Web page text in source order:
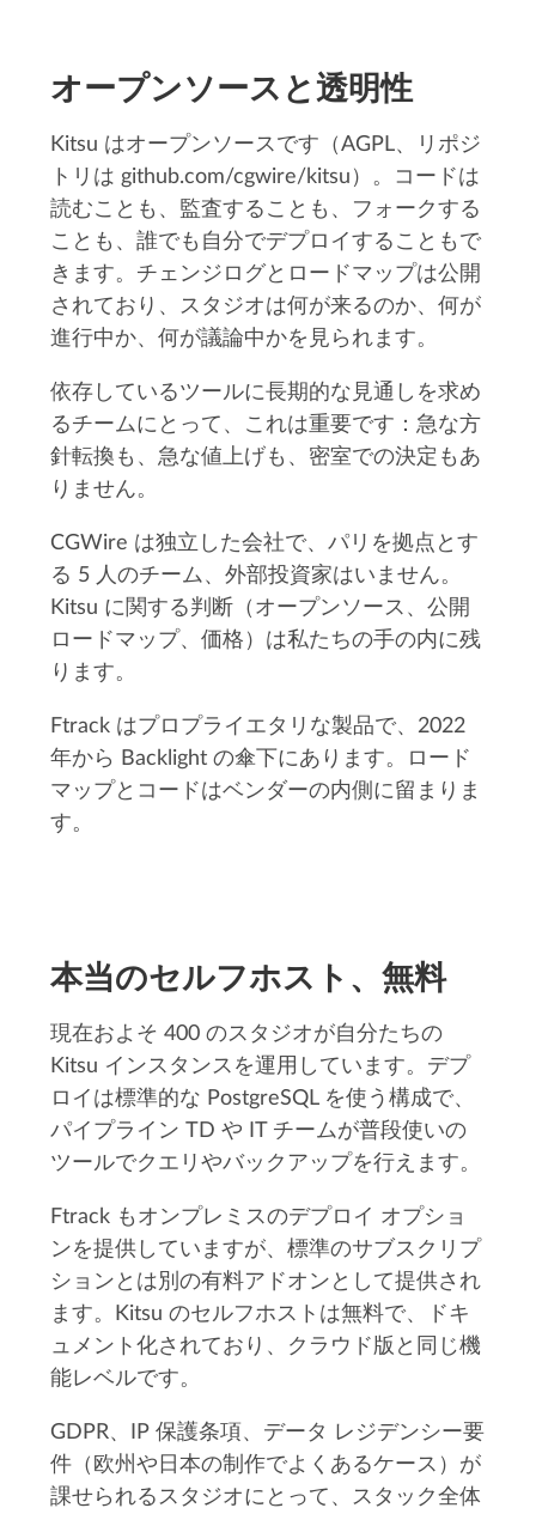
オープンソースと透明性
Kitsu はオープンソースです（AGPL、リポジ
トリは github.com/cgwire/kitsu）。コードは
読むことも、監査することも、フォークする
ことも、誰でも自分でデプロイすることもで
きます。チェンジログとロードマップは公開
されており、スタジオは何が来るのか、何が
進行中か、何が議論中かを見られます。
依存しているツールに長期的な見通しを求め
るチームにとって、これは重要です：急な方
針転換も、急な値上げも、密室での決定もあ
りません。
CGWire は独立した会社で、パリを拠点とす
る 5 人のチーム、外部投資家はいません。
Kitsu に関する判断（オープンソース、公開
ロードマップ、価格）は私たちの手の内に残
ります。
Ftrack はプロプライエタリな製品で、2022
年から Backlight の傘下にあります。ロード
マップとコードはベンダーの内側に留まりま
す。
本当のセルフホスト、無料
現在およそ 400 のスタジオが自分たちの
Kitsu インスタンスを運用しています。デプ
ロイは標準的な PostgreSQL を使う構成で、
パイプライン TD や IT チームが普段使いの
ツールでクエリやバックアップを行えます。
Ftrack もオンプレミスのデプロイ オプショ
ンを提供していますが、標準のサブスクリプ
ションとは別の有料アドオンとして提供され
ます。Kitsu のセルフホストは無料で、ドキ
ュメント化されており、クラウド版と同じ機
能レベルです。
GDPR、IP 保護条項、データ レジデンシー要
件（欧州や日本の制作でよくあるケース）が
課せられるスタジオにとって、スタック全体